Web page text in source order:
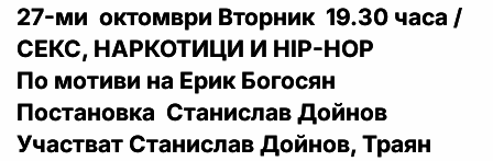
27-ми октомври Вторник 19.30 часа /
СЕКС, НАРКОТИЦИ И HIP-HOP
По мотиви на Ерик Богосян
Постановка Станислав Дойнов
Участват Станислав Дойнов, Траян